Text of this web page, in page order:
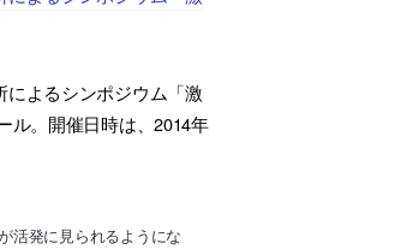
よるシンポジウム「激
ル。開催日時は、2014年
活発に見られるようにな